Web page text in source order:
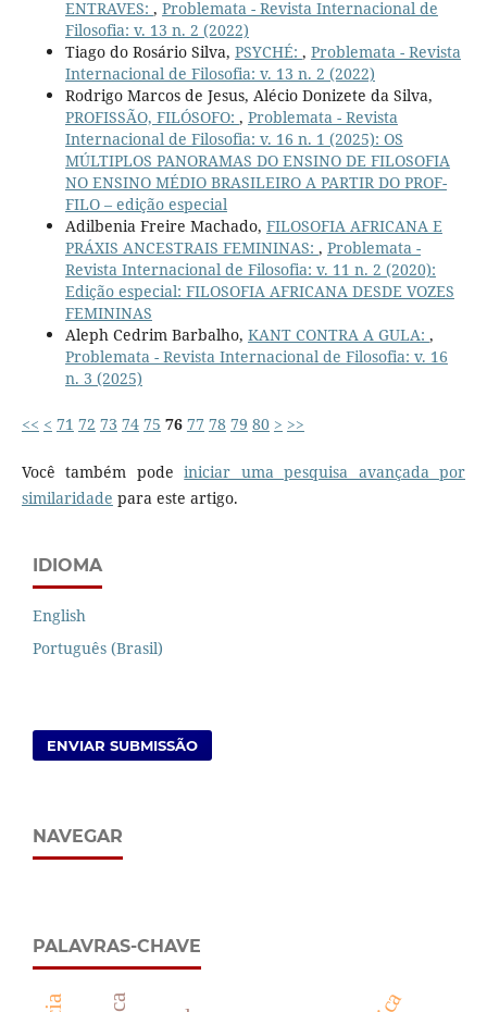
ENTRAVES: , Problemata - Revista Internacional de
Filosofia: v. 13 n. 2 (2022)
Tiago do Rosário Silva, PSYCHÉ: , Problemata - Revista
Internacional de Filosofia: v. 13 n. 2 (2022)
Rodrigo Marcos de Jesus, Alécio Donizete da Silva,
PROFISSÃO, FILÓSOFO: , Problemata - Revista
Internacional de Filosofia: v. 16 n. 1 (2025): OS
MÚLTIPLOS PANORAMAS DO ENSINO DE FILOSOFIA
NO ENSINO MÉDIO BRASILEIRO A PARTIR DO PROF-
FILO – edição especial
Adilbenia Freire Machado, FILOSOFIA AFRICANA E
PRÁXIS ANCESTRAIS FEMININAS: , Problemata -
Revista Internacional de Filosofia: v. 11 n. 2 (2020):
Edição especial: FILOSOFIA AFRICANA DESDE VOZES
FEMININAS
Aleph Cedrim Barbalho, KANT CONTRA A GULA: ,
Problemata - Revista Internacional de Filosofia: v. 16
n. 3 (2025)
<< < 71 72 73 74 75 76 77 78 79 80 > >>
Você também podeiniciar uma pesquisa avançada por
similaridade para este artigo.
IDIOMA
English
Português (Brasil)
ENVIAR SUBMISSÃO
NAVEGAR
PALAVRAS-CHAVE